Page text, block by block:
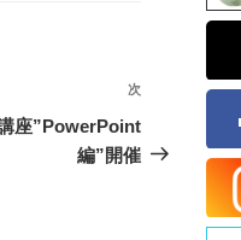
次
の
投
次
座”PowerPoint
編”開催